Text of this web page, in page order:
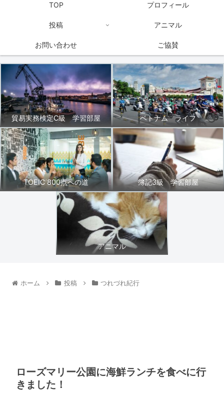
TOP プロフィール
投稿 アニマル
お問い合わせ ご協賛
貿易実務検定C級 学習部屋 ベトナム ライフ
TOEIC 800点への道 簿記3級 学習部屋
アニマル
ホーム 投稿 つれづれ紀行
ローズマリー公園に海鮮ランチを食べに行
きました！